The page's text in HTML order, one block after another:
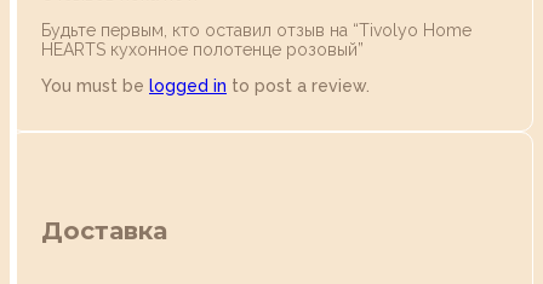
Будьте первым, кто оставил отзыв на “Tivolyo Home
HEARTS кухонное полотенце розовый”
You must be logged in to post a review.
Доставка